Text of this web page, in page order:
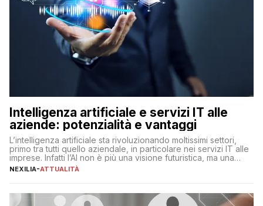
Intelligenza artificiale e servizi IT alle
aziende: potenzialità e vantaggi
L’intelligenza artificiale sta rivoluzionando moltissimi settori,
primo tra tutti quello aziendale, in particolare nei servizi IT alle
imprese. Infatti l’AI non è più una visione futuristica, ma una
realtà operativa che sta portando a un cambio significativo in
operazioni, bensì comporta […]
NEXILIA-ATTUALITÀ